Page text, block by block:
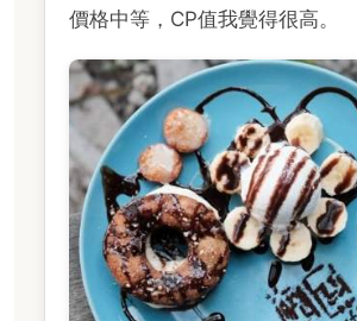
價格中等，CP值我覺得很高。